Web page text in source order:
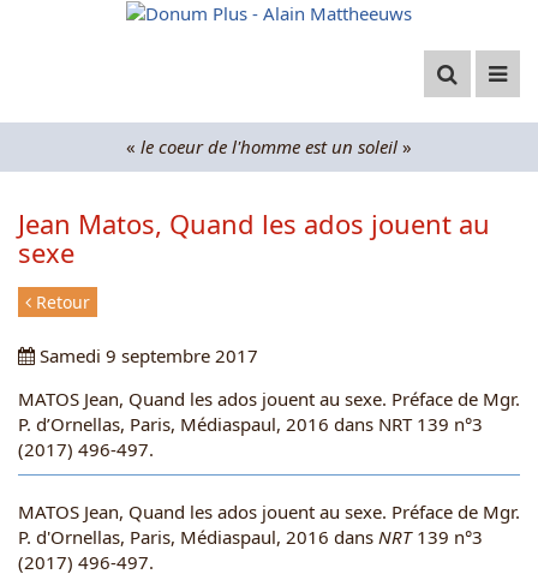
« le coeur de l'homme est un soleil »
Jean Matos, Quand les ados jouent au
sexe
Retour
Samedi 9 septembre 2017
MATOS Jean, Quand les ados jouent au sexe. Préface de Mgr.
P. d’Ornellas, Paris, Médiaspaul, 2016 dans NRT 139 n°3
(2017) 496-497.
MATOS Jean, Quand les ados jouent au sexe. Préface de Mgr.
P. d'Ornellas, Paris, Médiaspaul, 2016 dans NRT139 n°3
(2017) 496-497.